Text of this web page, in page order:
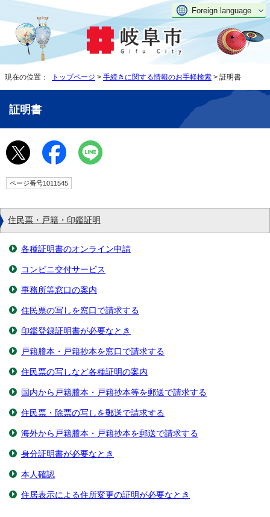
Foreign language
現在の位置： トップページ > 手続きに関する情報のお手軽検索 > 証明書
証明書
ページ番号1011545
住民票・戸籍・印鑑証明
各種証明書のオンライン申請
コンビニ交付サービス
事務所等窓口の案内
住民票の写しを窓口で請求する
印鑑登録証明書が必要なとき
戸籍謄本・戸籍抄本を窓口で請求する
住民票の写しなど各種証明の案内
国内から戸籍謄本・戸籍抄本等を郵送で請求する
住民票・除票の写しを郵送で請求する
海外から戸籍謄本・戸籍抄本を郵送で請求する
身分証明書が必要なとき
本人確認
住居表示による住所変更の証明が必要なとき